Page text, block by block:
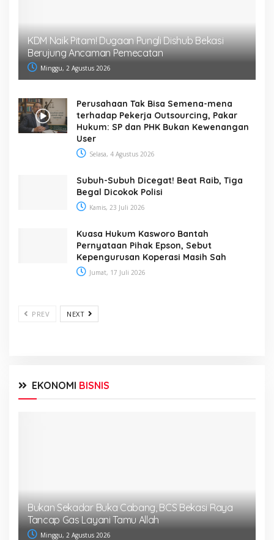
KDM Naik Pitam! Dugaan Pungli Dishub Bekasi
Berujung Ancaman Pemecatan
Minggu, 2 Agustus 2026
Perusahaan Tak Bisa Semena-mena
terhadap Pekerja Outsourcing, Pakar
Hukum: SP dan PHK Bukan Kewenangan
User
Selasa, 4 Agustus 2026
Subuh-Subuh Dicegat! Beat Raib, Tiga
Begal Dicokok Polisi
Kamis, 23 Juli 2026
Kuasa Hukum Kasworo Bantah
Pernyataan Pihak Epson, Sebut
Kepengurusan Koperasi Masih Sah
Jumat, 17 Juli 2026
PREV NEXT
EKONOMI BISNIS
Bukan Sekadar Buka Cabang, BCS Bekasi Raya
Tancap Gas Layani Tamu Allah
Minggu, 2 Agustus 2026